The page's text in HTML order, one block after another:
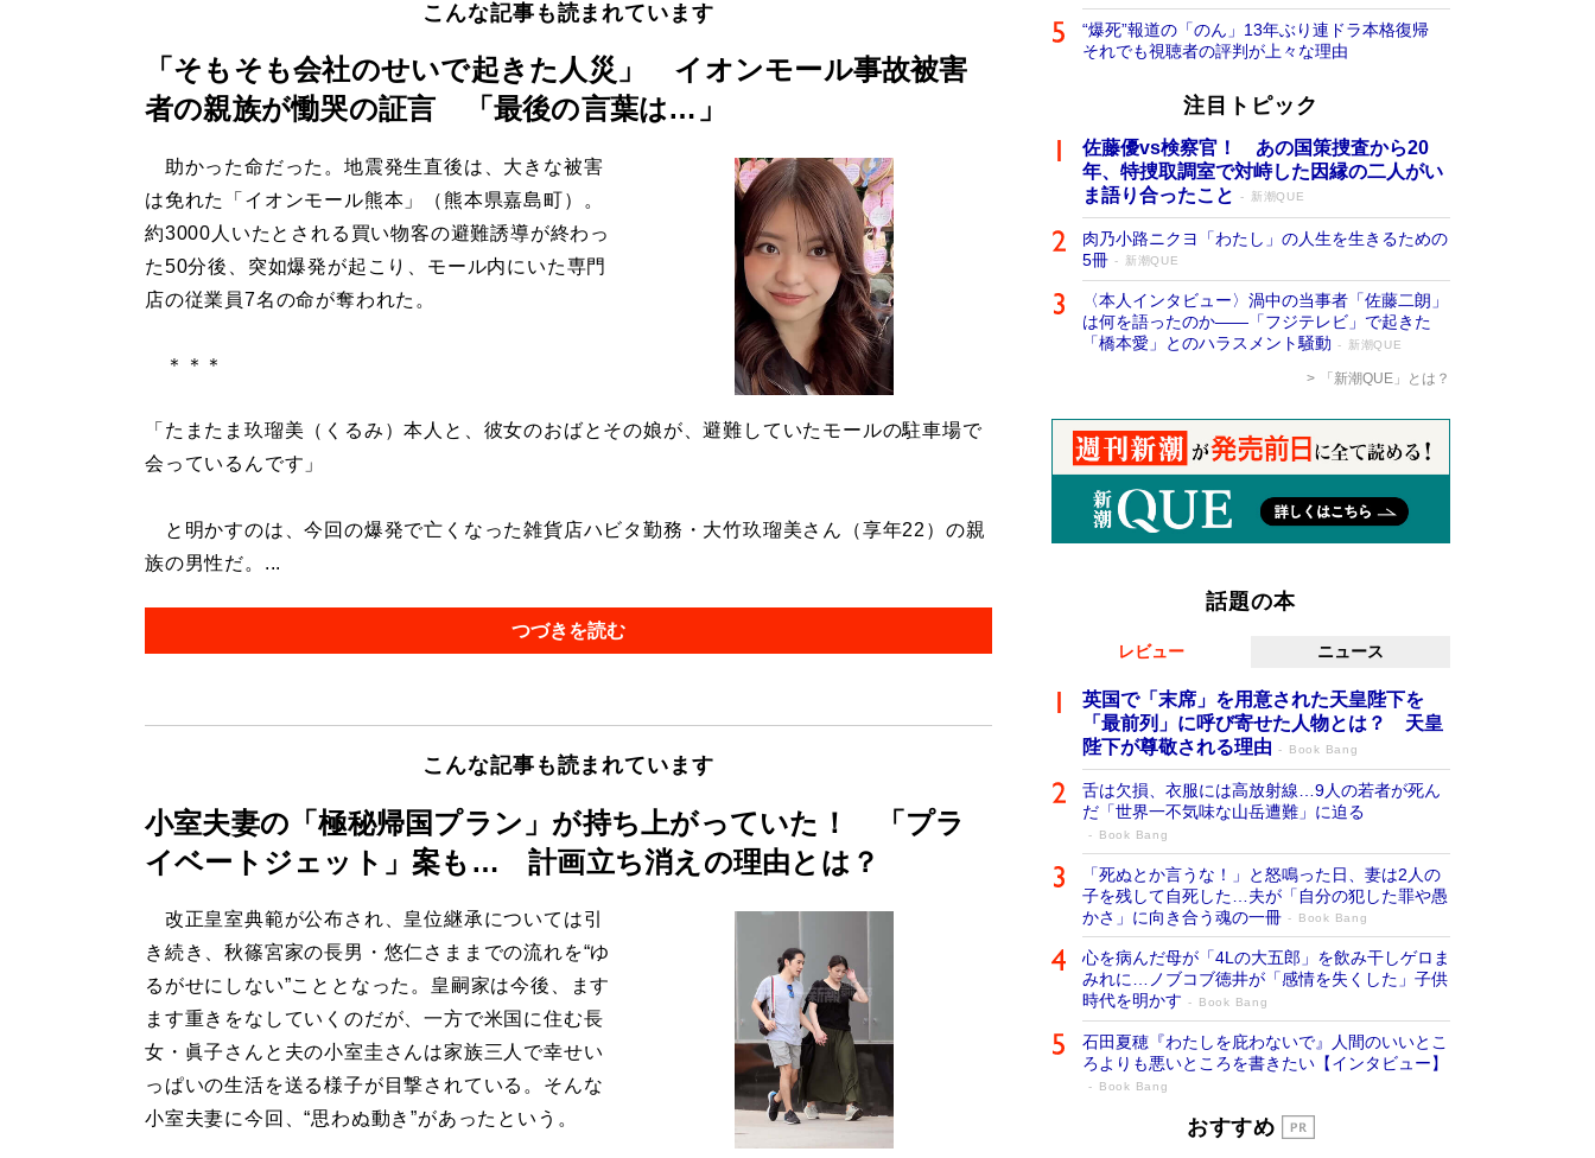
こんな記事も読まれています
「そもそも会社のせいで起きた人災」 イオンモール事故被害
者の親族が慟哭の証言 「最後の言葉は…」
助かった命だった。地震発生直後は、大きな被害
は免れた「イオンモール熊本」（熊本県嘉島町）。
約3000人いたとされる買い物客の避難誘導が終わっ
た50分後、突如爆発が起こり、モール内にいた専門
店の従業員7名の命が奪われた。
＊＊＊
「たまたま玖瑠美（くるみ）本人と、彼女のおばとその娘が、避難していたモールの駐車場で
会っているんです」
と明かすのは、今回の爆発で亡くなった雑貨店ハビタ勤務・大竹玖瑠美さん（享年22）の親
族の男性だ。...
つづきを読む
こんな記事も読まれています
小室夫妻の「極秘帰国プラン」が持ち上がっていた！ 「プラ
イベートジェット」案も… 計画立ち消えの理由とは？
改正皇室典範が公布され、皇位継承については引
き続き、秋篠宮家の長男・悠仁さままでの流れを“ゆ
るがせにしない”こととなった。皇嗣家は今後、ます
ます重きをなしていくのだが、一方で米国に住む長
女・眞子さんと夫の小室圭さんは家族三人で幸せい
っぱいの生活を送る様子が目撃されている。そんな
小室夫妻に今回、“思わぬ動き”があったという。
“爆死”報道の「のん」13年ぶり連ドラ本格復帰
それでも視聴者の評判が上々な理由
注目トピック
佐藤優vs検察官！ あの国策捜査から20
年、特捜取調室で対峙した因縁の二人がい
ま語り合ったこと
新潮QUE
肉乃小路ニクヨ「わたし」の人生を生きるための
5冊
新潮QUE
〈本人インタビュー〉渦中の当事者「佐藤二朗」
は何を語ったのか――「フジテレビ」で起きた
「橋本愛」とのハラスメント騒動
新潮QUE
「新潮QUE」とは？
話題の本
レビュー ニュース
英国で「末席」を用意された天皇陛下を
「最前列」に呼び寄せた人物とは？ 天皇
陛下が尊敬される理由
Book Bang
舌は欠損、衣服には高放射線…9人の若者が死ん
だ「世界一不気味な山岳遭難」に迫る
Book Bang
「死ぬとか言うな！」と怒鳴った日、妻は2人の
子を残して自死した…夫が「自分の犯した罪や愚
かさ」に向き合う魂の一冊
Book Bang
心を病んだ母が「4Lの大五郎」を飲み干しゲロま
みれに…ノブコブ徳井が「感情を失くした」子供
時代を明かす
Book Bang
石田夏穂『わたしを庇わないで』人間のいいとこ
ろよりも悪いところを書きたい【インタビュー】
Book Bang
「叱って伸びるやつは、褒めたらもっと伸
おすすめ